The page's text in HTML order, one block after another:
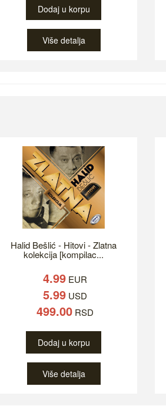
Dodaj u korpu
Više detalja
Halid Bešlić - Hitovi - Zlatna
kolekcija [kompilac...
4.99 EUR
5.99 USD
499.00 RSD
Dodaj u korpu
Više detalja